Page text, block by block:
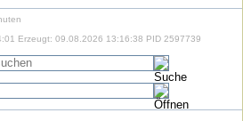
Erzeugt: 09.08.2026 13:16:38 PID 2597739